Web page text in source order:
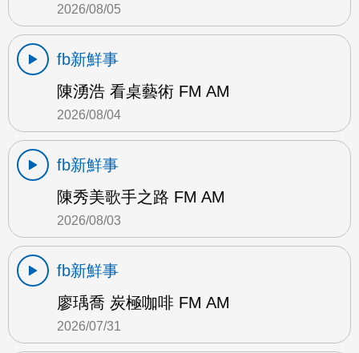
2026/08/05
fb新鮮事
陳湧浩 看桌藝術 FM AM
2026/08/04
fb新鮮事
陳秀美歌手之路 FM AM
2026/08/03
fb新鮮事
廖瑀喬 炭極咖啡 FM AM
2026/07/31